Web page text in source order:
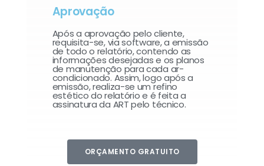
Aprovação
Após a aprovação pelo cliente,
requisita-se, via software, a emissão
de todo o relatório, contendo as
informações desejadas e os planos
de manutenção para cada ar-
condicionado. Assim, logo após a
emissão, realiza-se um refino
estético do relatório e é feita a
assinatura da ART pelo técnico.
ORÇAMENTO GRATUITO